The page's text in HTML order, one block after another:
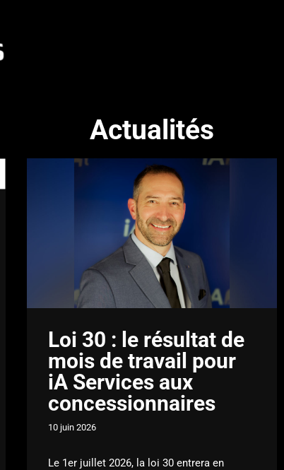
Actualités
Loi 30 : le résultat de
mois de travail pour
iA Services aux
concessionnaires
10 juin 2026
Le 1er juillet 2026, la loi 30 entrera en